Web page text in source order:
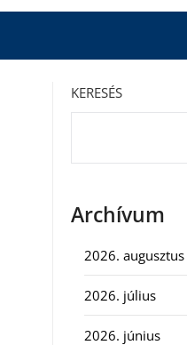
KERESÉS
Archívum
2026. augusztus
2026. július
2026. június